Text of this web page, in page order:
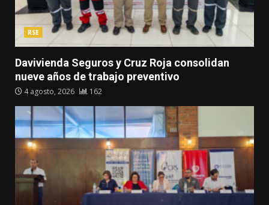
RSE
Davivienda Seguros y Cruz Roja consolidan
nueve años de trabajo preventivo
4 agosto, 2026 162